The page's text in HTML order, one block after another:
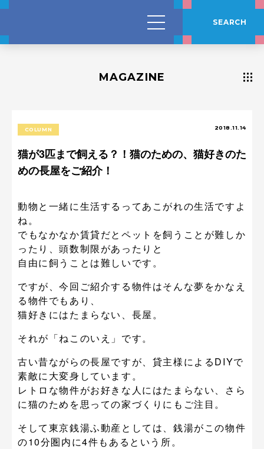
SEARCH
MAGAZINE
COLUMN 2018.11.14
猫が3匹まで飼える？！猫のための、猫好きのた
めの長屋をご紹介！
動物と一緒に生活するってあこがれの生活ですよ
ね。
でもなかなか賃貸だとペットを飼うことが難しか
ったり、頭数制限があったりと
自由に飼うことは難しいです。
ですが、今回ご紹介する物件はそんな夢をかなえ
る物件でもあり、
猫好きにはたまらない、長屋。
それが「ねこのいえ」です。
古い昔ながらの長屋ですが、貸主様によるDIYで
素敵に大変身しています。
レトロな物件がお好きな人にはたまらない、さら
に猫のためを思っての家づくりにもご注目。
そして東京銭湯ふ動産としては、銭湯がこの物件
の10分圏内に4件もあるという所。